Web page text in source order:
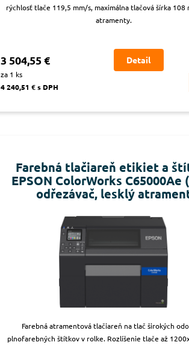
rýchlosť tlače 119,5 mm/s, maximálna tlačová šírka 108
atramenty.
3 504,55 €
za 1 ks
4 240,51 € s DPH
Detail
Farebná tlačiareň etikiet a
EPSON ColorWorks C65000Ae
odřezávač, lesklý
Farebná atramentová tlačiareň na tlač širokých
plnofarebných štítkov v rolke. Rozlíšenie tlače až